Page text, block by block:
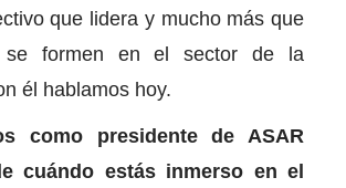
que lidera y mucho más que
se formen en el sector de la
él hablamos hoy.
como presidente de ASAR
cuándo estás inmerso en el